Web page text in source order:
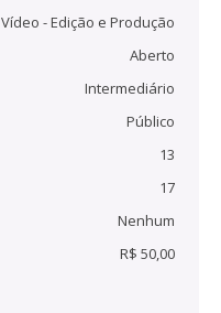
Vídeo - Edição e Produção
Aberto
Intermediário
Público
13
17
Nenhum
R$ 50,00